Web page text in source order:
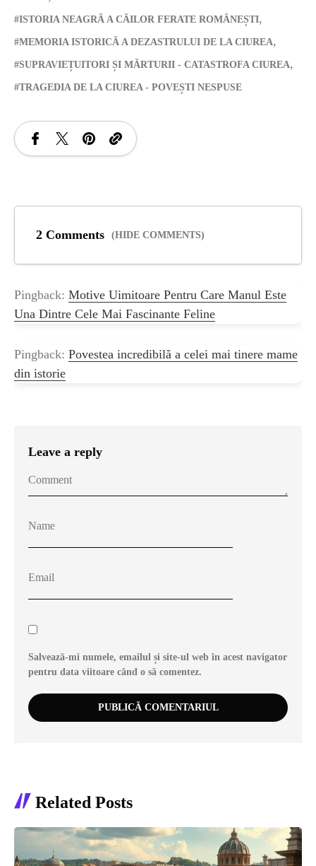
ISTORIA NEAGRĂ A CĂILOR FERATE ROMÂNEȘTI
MEMORIA ISTORICĂ A DEZASTRULUI DE LA CIUREA
SUPRAVIEȚUITORI ȘI MĂRTURII - CATASTROFA CIUREA
TRAGEDIA DE LA CIUREA - POVEȘTI NESPUSE
2 Comments (HIDE COMMENTS)
Pingback: Motive Uimitoare Pentru Care Manul Este
Una Dintre Cele Mai Fascinante Feline
Pingback: Povestea incredibilă a celei mai tinere mame
din istorie
Leave a reply
Salvează-mi numele, emailul și site-ul web în acest navigator
pentru data viitoare când o să comentez.
Related Posts